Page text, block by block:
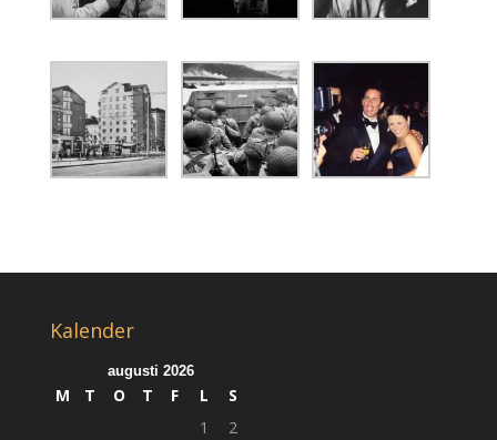
Kalender
augusti 2026
M T O T F L
S
1
2